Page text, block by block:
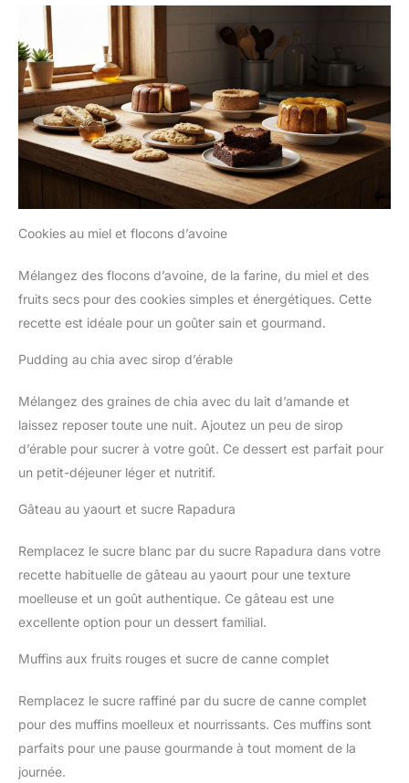
Cookies au miel et flocons d’avoine
Mélangez des flocons d’avoine, de la farine, du miel et des
fruits secs pour des cookies simples et énergétiques. Cette
recette est idéale pour un goûter sain et gourmand.
Pudding au chia avec sirop d’érable
Mélangez des graines de chia avec du lait d’amande et
laissez reposer toute une nuit. Ajoutez un peu de sirop
d’érable pour sucrer à votre goût. Ce dessert est parfait pour
un petit-déjeuner léger et nutritif.
Gâteau au yaourt et sucre Rapadura
Remplacez le sucre blanc par du sucre Rapadura dans votre
recette habituelle de gâteau au yaourt pour une texture
moelleuse et un goût authentique. Ce gâteau est une
excellente option pour un dessert familial.
Muffins aux fruits rouges et sucre de canne complet
Remplacez le sucre raffiné par du sucre de canne complet
pour des muffins moelleux et nourrissants. Ces muffins sont
parfaits pour une pause gourmande à tout moment de la
journée.